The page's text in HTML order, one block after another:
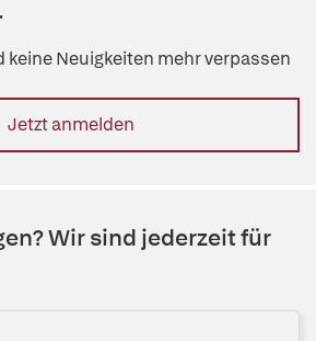
Neuigkeiten mehr verpassen
Jetzt anmelden
Wir sind jederzeit für